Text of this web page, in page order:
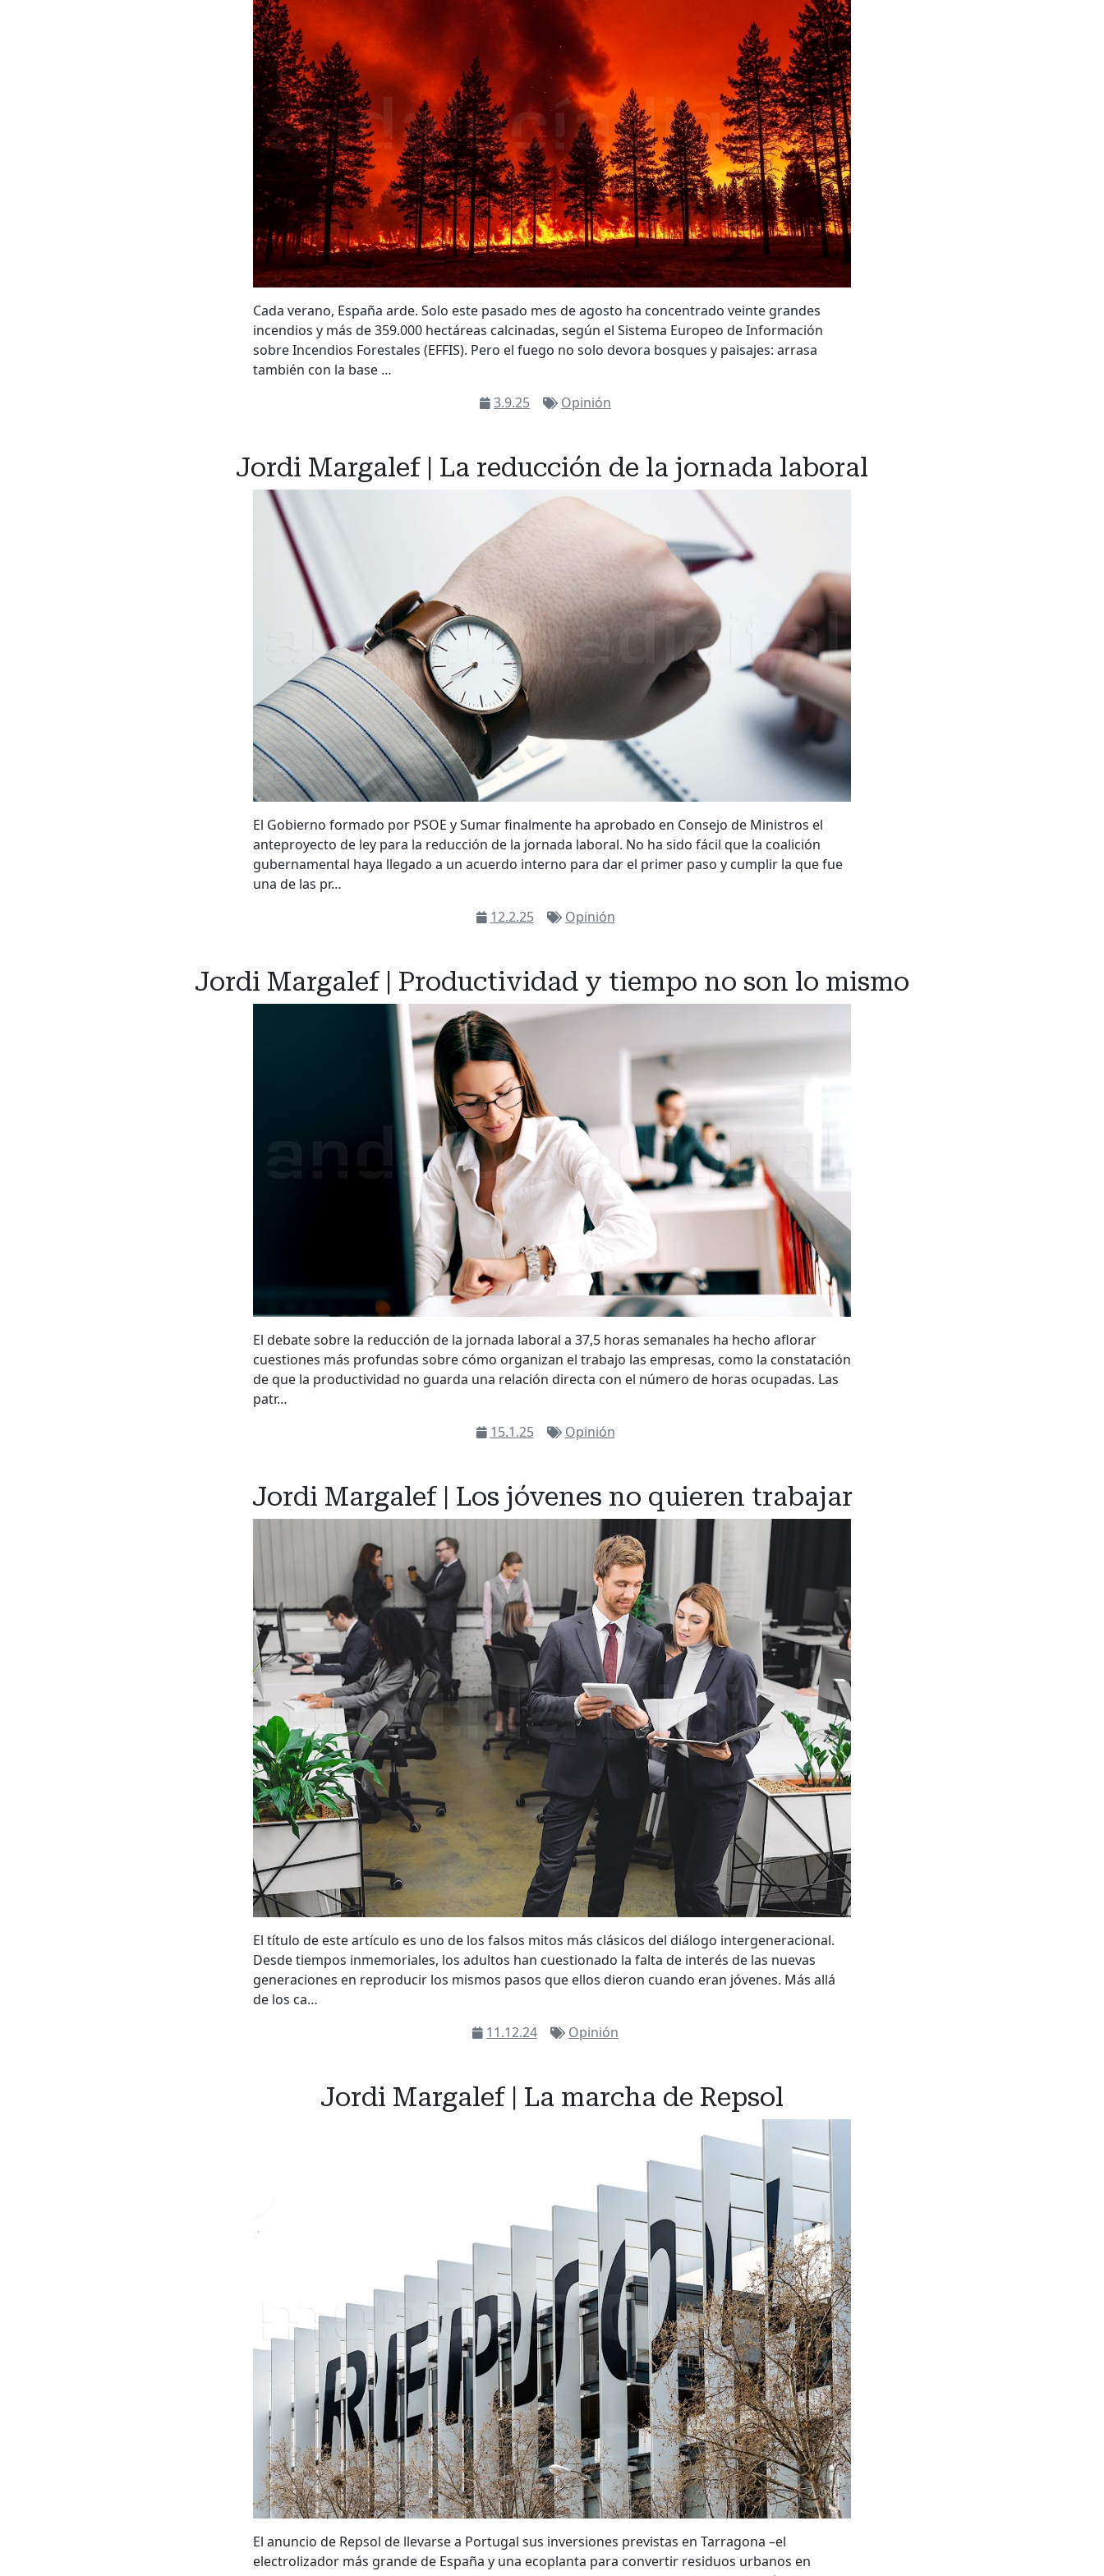
Cada verano, España arde. Solo este pasado mes de agosto ha concentrado veinte grandes
incendios y más de 359.000 hectáreas calcinadas, según el Sistema Europeo de Información
sobre Incendios Forestales (EFFIS). Pero el fuego no solo devora bosques y paisajes: arrasa
también con la base …
3.9.25
Opinión
Jordi Margalef | La reducción de la jornada laboral
El Gobierno formado por PSOE y Sumar finalmente ha aprobado en Consejo de Ministros el
anteproyecto de ley para la reducción de la jornada laboral. No ha sido fácil que la coalición
gubernamental haya llegado a un acuerdo interno para dar el primer paso y cumplir la que fue
una de las pr…
12.2.25
Opinión
Jordi Margalef | Productividad y tiempo no son lo mismo
El debate sobre la reducción de la jornada laboral a 37,5 horas semanales ha hecho aflorar
cuestiones más profundas sobre cómo organizan el trabajo las empresas, como la constatación
de que la productividad no guarda una relación directa con el número de horas ocupadas. Las
patr…
15.1.25
Opinión
Jordi Margalef | Los jóvenes no quieren trabajar
El título de este artículo es uno de los falsos mitos más clásicos del diálogo intergeneracional.
Desde tiempos inmemoriales, los adultos han cuestionado la falta de interés de las nuevas
generaciones en reproducir los mismos pasos que ellos dieron cuando eran jóvenes. Más allá
de los ca…
11.12.24
Opinión
Jordi Margalef | La marcha de Repsol
El anuncio de Repsol de llevarse a Portugal sus inversiones previstas en Tarragona –el
electrolizador más grande de España y una ecoplanta para convertir residuos urbanos en